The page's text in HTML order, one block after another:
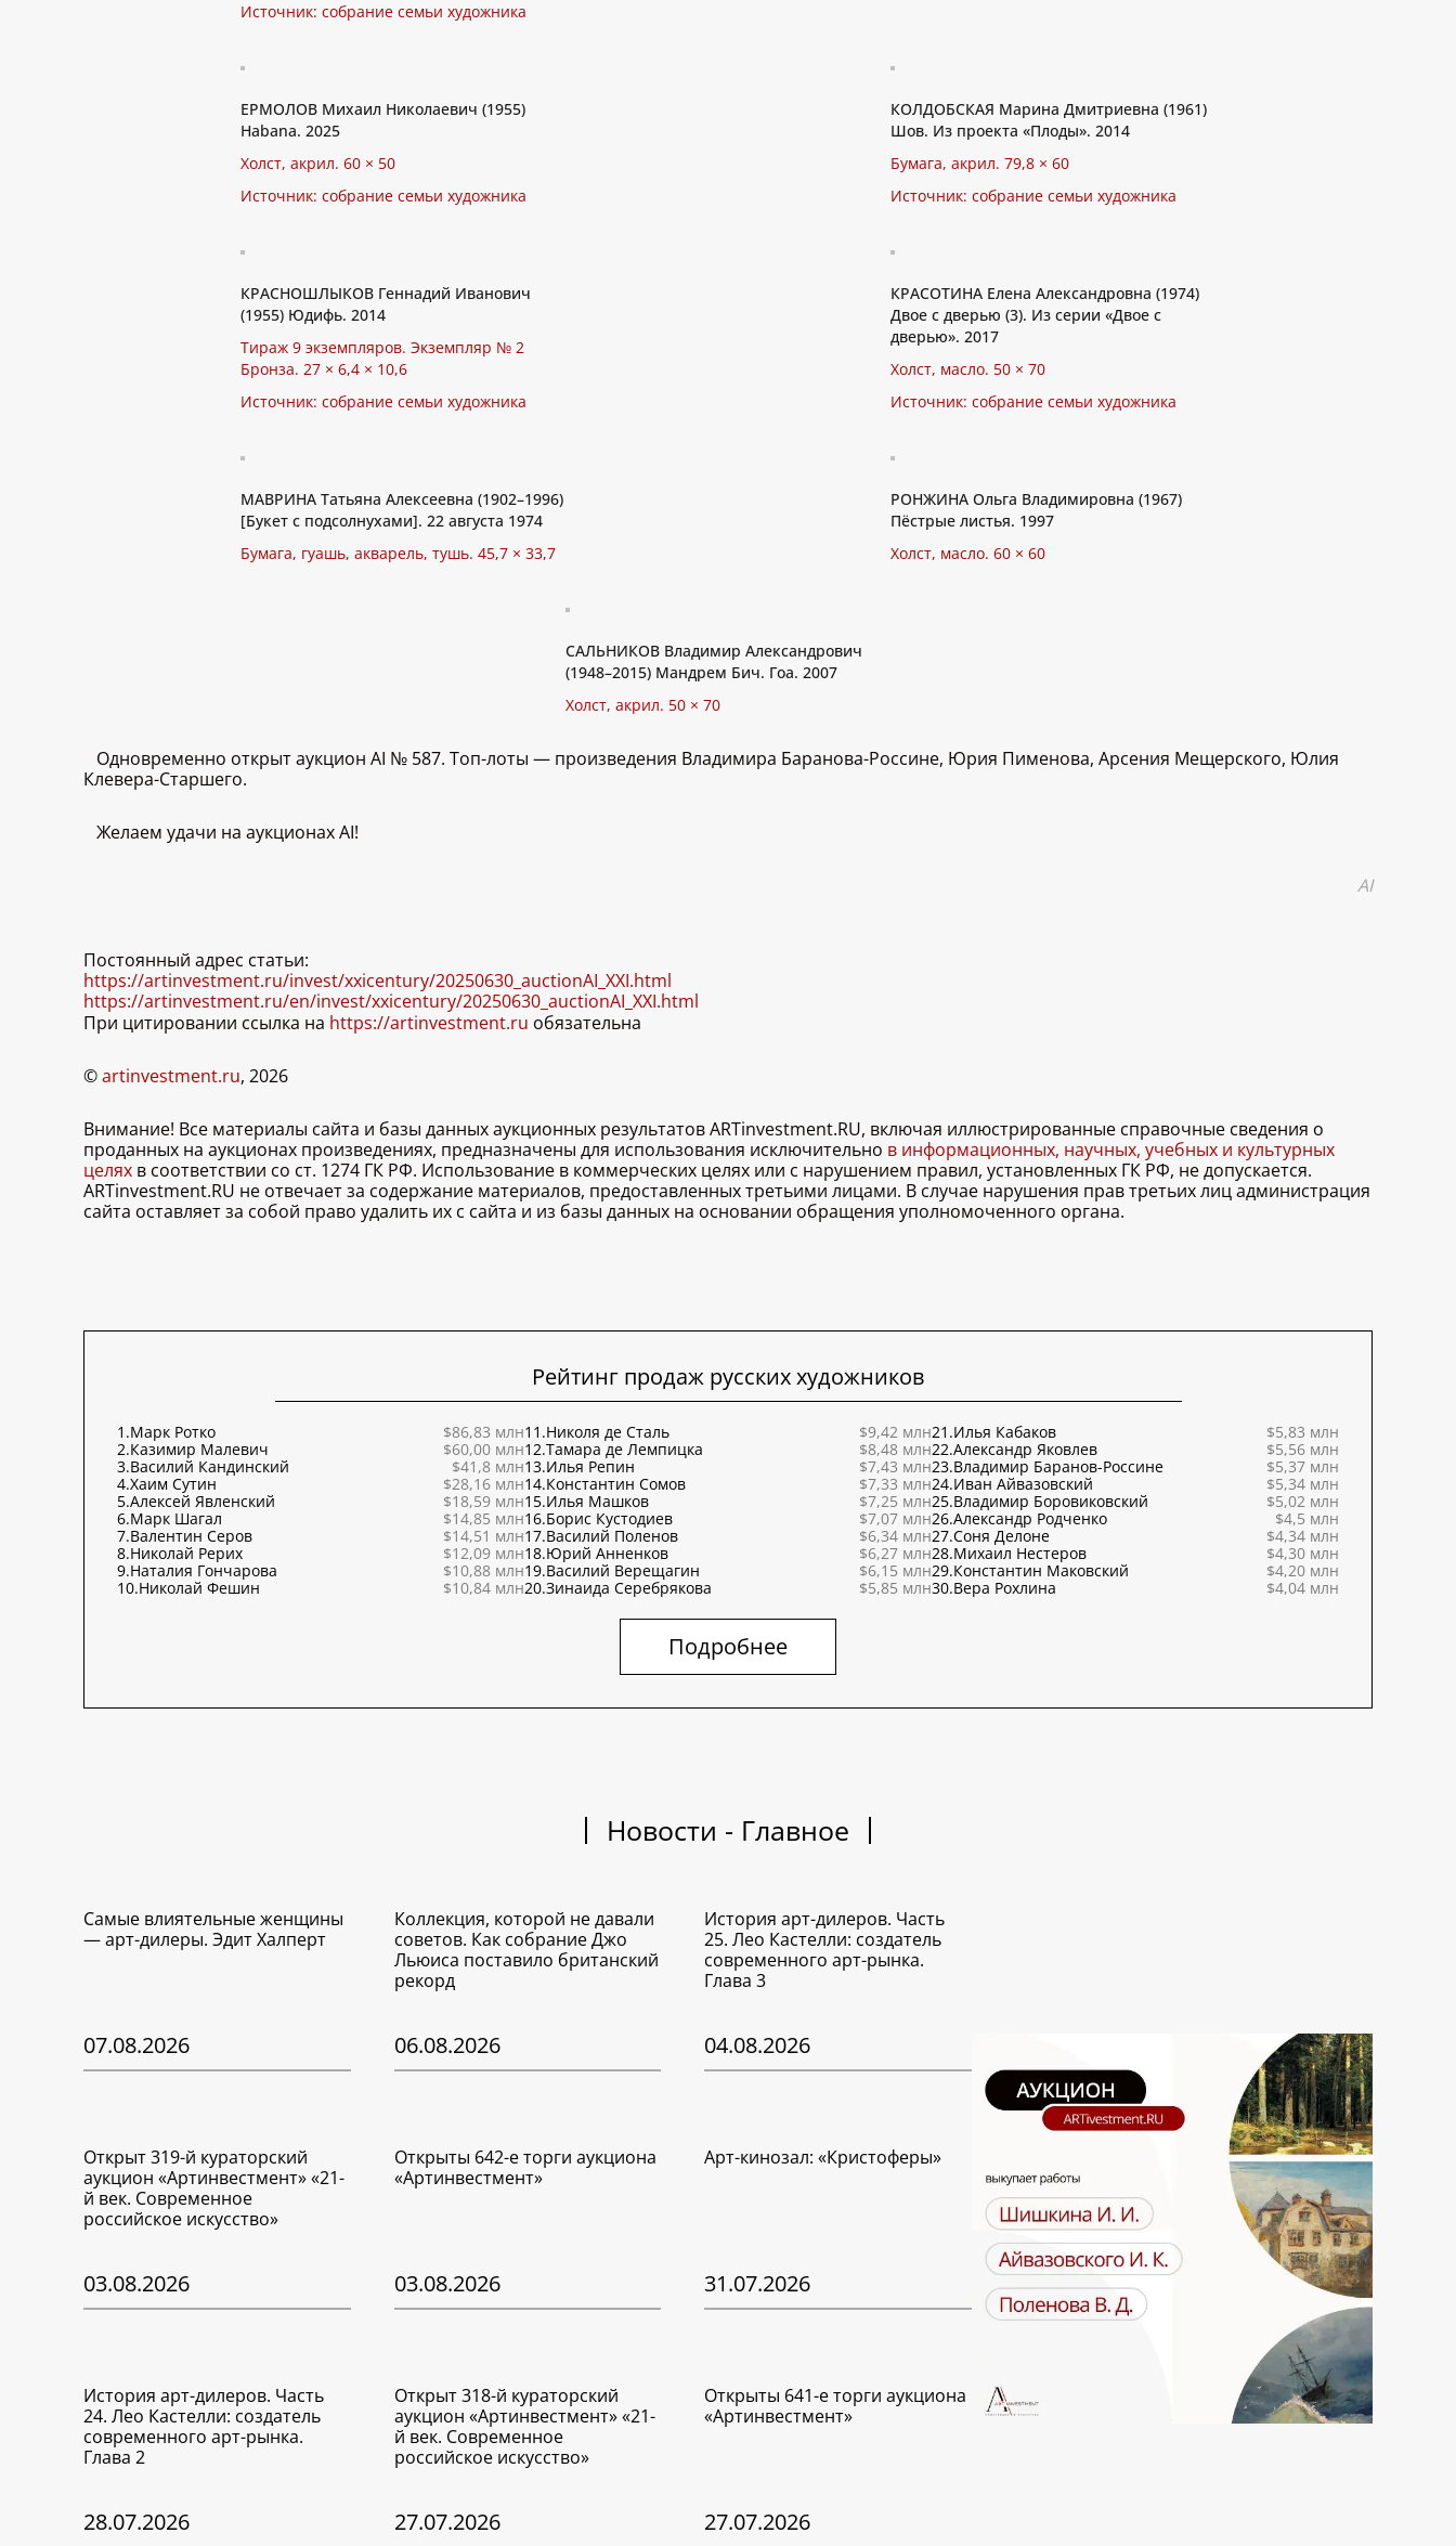
Источник: собрание семьи художника
ЕРМОЛОВ Михаил Николаевич (1955)
Habana. 2025
Холст, акрил. 60 × 50
Источник: собрание семьи художника
КОЛДОБСКАЯ Марина Дмитриевна (1961)
Шов. Из проекта «Плоды». 2014
Бумага, акрил. 79,8 × 60
Источник: собрание семьи художника
КРАСНОШЛЫКОВ Геннадий Иванович
(1955) Юдифь. 2014
Тираж 9 экземпляров. Экземпляр № 2
Бронза. 27 × 6,4 × 10,6
Источник: собрание семьи художника
КРАСОТИНА Елена Александровна (1974)
Двое с дверью (3). Из серии «Двое с
дверью». 2017
Холст, масло. 50 × 70
Источник: собрание семьи художника
МАВРИНА Татьяна Алексеевна (1902–1996)
[Букет с подсолнухами]. 22 августа 1974
Бумага, гуашь, акварель, тушь. 45,7 × 33,7
РОНЖИНА Ольга Владимировна (1967)
Пёстрые листья. 1997
Холст, масло. 60 × 60
САЛЬНИКОВ Владимир Александрович
(1948–2015) Мандрем Бич. Гоа. 2007
Холст, акрил. 50 × 70
Одновременно открыт аукцион AI № 587. Топ-лоты — произведения Владимира Баранова-Россине, Юрия Пименова, Арсения Мещерского, Юлия
Клевера-Старшего.
Желаем удачи на аукционах AI!
AI
Постоянный адрес статьи:
https://artinvestment.ru/invest/xxicentury/20250630_auctionAI_XXI.html
https://artinvestment.ru/en/invest/xxicentury/20250630_auctionAI_XXI.html
При цитировании ссылка на https://artinvestment.ru обязательна
©artinvestment.ru, 2026
Внимание! Все материалы сайта и базы данных аукционных результатов ARTinvestment.RU, включая иллюстрированные справочные сведения о
проданных на аукционах произведениях, предназначены для использования исключительно в информационных, научных, учебных и культурных
целях в соответствии со ст. 1274 ГК РФ. Использование в коммерческих целях или с нарушением правил, установленных ГК РФ, не допускается.
ARTinvestment.RU не отвечает за содержание материалов, предоставленных третьими лицами. В случае нарушения прав третьих лиц администрация
сайта оставляет за собой право удалить их с сайта и из базы данных на основании обращения уполномоченного органа.
Рейтинг продаж русских художников
1.Марк Ротко
$86,83 млн
2.Казимир Малевич
$60,00 млн
3.Василий Кандинский
$41,8 млн
4.Хаим Сутин
$28,16 млн
5.Алексей Явленский
$18,59 млн
6.Марк Шагал
$14,85 млн
7.Валентин Серов
$14,51 млн
8.Николай Рерих
$12,09 млн
9.Наталия Гончарова
$10,88 млн
10.Николай Фешин $10,84 млн
11.Николя де Сталь
$9,42 млн
12.Тамара де Лемпицка
$8,48 млн
13.Илья Репин
$7,43 млн
14.Константин Сомов
$7,33 млн
15.Илья Машков
$7,25 млн
16.Борис Кустодиев
$7,07 млн
17.Василий Поленов
$6,34 млн
18.Юрий Анненков
$6,27 млн
19.Василий Верещагин
$6,15 млн
20.Зинаида Серебрякова $5,85 млн
21.Илья Кабаков
$5,83 млн
22.Александр Яковлев
$5,56 млн
23.Владимир Баранов-Россине
$5,37 млн
24.Иван Айвазовский
$5,34 млн
25.Владимир Боровиковский
$5,02 млн
26.Александр Родченко
$4,5 млн
27.Соня Делоне
$4,34 млн
28.Михаил Нестеров
$4,30 млн
29.Константин Маковский
$4,20 млн
30.Вера Рохлина $4,04 млн
Подробнее
Новости - Главное
Самые влиятельные женщины
— арт-дилеры. Эдит Халперт
07.08.2026
Коллекция, которой не давали
советов. Как собрание Джо
Льюиса поставило британский
рекорд
06.08.2026
История арт-дилеров. Часть
25. Лео Кастелли: создатель
современного арт-рынка.
Глава 3
04.08.2026
Открыт 319-й кураторский
аукцион «Артинвестмент» «21-
й век. Современное
российское искусство»
03.08.2026
Открыты 642-е торги аукциона
«Артинвестмент»
03.08.2026
Арт-кинозал: «Кристоферы»
31.07.2026
История арт-дилеров. Часть
24. Лео Кастелли: создатель
современного арт-рынка.
Глава 2
28.07.2026
Открыт 318-й кураторский
аукцион «Артинвестмент» «21-
й век. Современное
российское искусство»
27.07.2026
Открыты 641-е торги аукциона
«Артинвестмент»
27.07.2026